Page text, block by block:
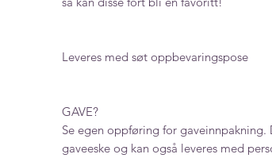
Leveres med søt oppbevaringspose
GAVE?
Se egen oppføring for
gaveeske og kan også leveres med